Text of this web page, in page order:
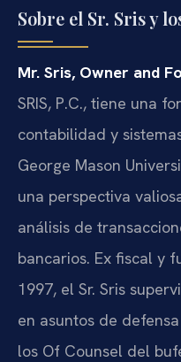
Sobre el Sr. Sris y
Mr. Sris, Owner and
SRIS, P.C., tiene una
contabilidad y
George Mason
una perspectiva
análisis de
bancarios. Ex fiscal y
1997, el Sr. Sris
en asuntos de
los Of Counsel del